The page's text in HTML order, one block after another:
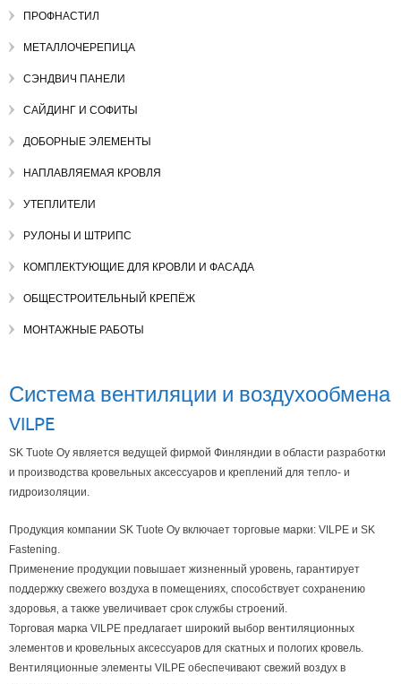
КОНТАКТЫ
ПРОФНАСТИЛ
МЕТАЛЛОЧЕРЕПИЦА
СЭНДВИЧ ПАНЕЛИ
САЙДИНГ И СОФИТЫ
ДОБОРНЫЕ ЭЛЕМЕНТЫ
НАПЛАВЛЯЕМАЯ КРОВЛЯ
УТЕПЛИТЕЛИ
РУЛОНЫ И ШТРИПС
КОМПЛЕКТУЮЩИЕ ДЛЯ КРОВЛИ И ФАСАДА
ОБЩЕСТРОИТЕЛЬНЫЙ КРЕПЁЖ
МОНТАЖНЫЕ РАБОТЫ
Система вентиляции и воздухообмена
VILPE
SK Tuote Oy является ведущей фирмой Финляндии в области разработки
и производства кровельных аксессуаров и креплений для тепло- и
гидроизоляции.
Продукция компании SK Tuote Oy включает торговые марки: VILPE и SK
Fastening.
Применение продукции повышает жизненный уровень‚ гарантирует
поддержку свежего воздуха в помещениях‚ способствует сохранению
здоровья‚ а также увеличивает срок службы строений.
Торговая марка VILPE предлагает широкий выбор вентиляционных
элементов и кровельных аксессуаров для скатных и пологих кровель.
Вентиляционные элементы VILPE обеспечивают свежий воздух в